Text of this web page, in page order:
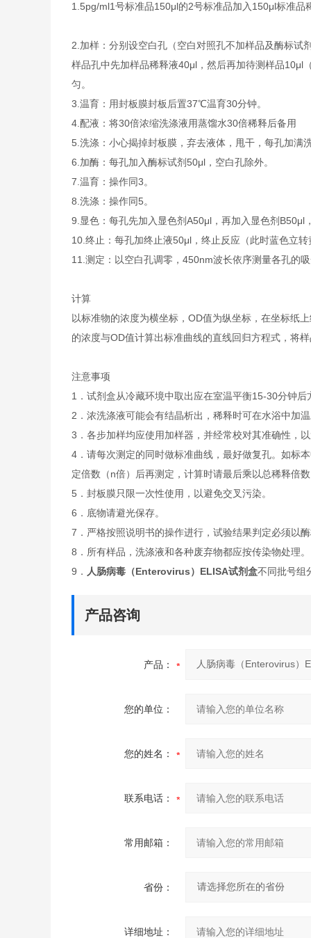
1.5pg/ml1号标准品150μl的2号标准品加入150μl标准品
2.加样：分别设空白孔（空白对照孔不加样品及酶标试
样品孔中先加样品稀释液40μl，然后再加待测样品10μl
匀。
3.温育：用封板膜封板后置37℃温育30分钟。
4.配液：将30倍浓缩洗涤液用蒸馏水30倍稀释后备用
5.洗涤：小心揭掉封板膜，弃去液体，甩干，每孔加满
6.加酶：每孔加入酶标试剂50μl，空白孔除外。
7.温育：操作同3。
8.洗涤：操作同5。
9.显色：每孔先加入显色剂A50μl，再加入显色剂
10.终止：每孔加终止液50μl，终止反应（此时蓝色立转
11.测定：以空白孔调零，450nm波长依序测量各孔的
计算
以标准物的浓度为横坐标，OD值为纵坐标，在坐标纸
的浓度与OD值计算出标准曲线的直线回归方程式，将
注意事项
1．试剂盒从冷藏环境中取出应在室温平衡15-30分钟
2．浓洗涤液可能会有结晶析出，稀释时可在水浴中加
3．各步加样均应使用加样器，并经常校对其准确性，
4．请每次测定的同时做标准曲线，最好做复孔。如标
定倍数（n倍）后再测定，计算时请最后乘以总稀释倍
5．封板膜只限一次性使用，以避免交叉污染。
6．底物请避光保存。
7．严格按照说明书的操作进行，试验结果判定必须以
8．所有样品，洗涤液和各种废弃物都应按传染物处理。
9． 人肠病毒（Enterovirus）ELISA试剂盒不同批号组
产品咨询
产品：
您的单位：
您的姓名：
联系电话：
常用邮箱：
省份：
详细地址：